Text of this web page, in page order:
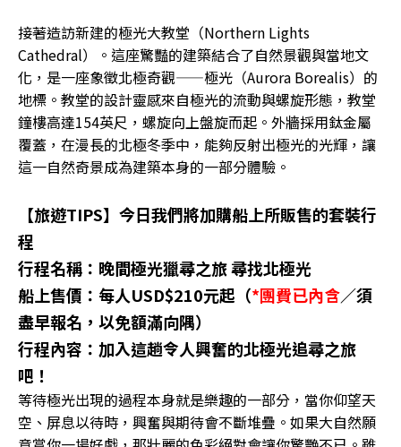
接著造訪新建的極光大教堂（Northern Lights
Cathedral）。這座驚豔的建築結合了自然景觀與當地文
化，是一座象徵北極奇觀——極光（Aurora Borealis）的
地標。教堂的設計靈感來自極光的流動與螺旋形態，教堂
鐘樓高達154英尺，螺旋向上盤旋而起。外牆採用鈦金屬
覆蓋，在漫長的北極冬季中，能夠反射出極光的光輝，讓
這一自然奇景成為建築本身的一部分體驗。
【旅遊TIPS】今日我們將加購船上所販售的套裝行
程
行程名稱：晚間極光獵尋之旅 尋找北極光
船上售價：每人USD$210元起（*團費已內含／須
盡早報名，以免額滿向隅）
行程內容：加入這趟令人興奮的北極光追尋之旅
吧！
等待極光出現的過程本身就是樂趣的一部分，當你仰望天
空、屏息以待時，興奮與期待會不斷堆疊。如果大自然願